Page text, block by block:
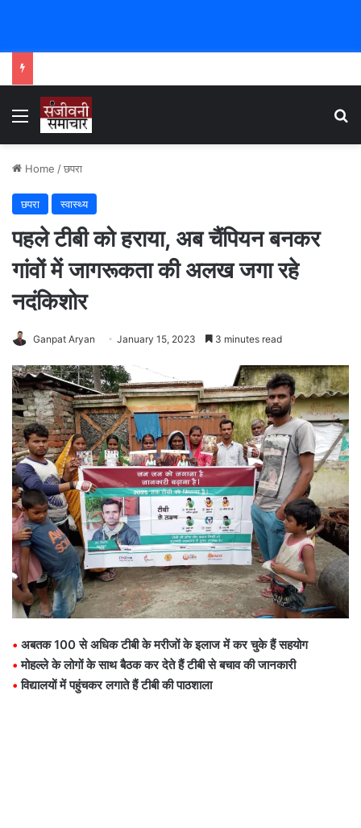
Menu
Home /छपरा
छपरा स्वास्थ्य
पहले टीबी को हराया, अब चैंपियन बनकर
गांवों में जागरूकता की अलख जगा रहे
नदंकिशोर
Ganpat Aryan January 15, 2023 3 minutes read
• अबतक 100 से अधिक टीबी के मरीजों के इलाज में कर चुके हैं सहयोग
• मोहल्ले के लोगों के साथ बैठक कर देते हैं टीबी से बचाव की जानकारी
• विद्यालयों में पहुंचकर लगाते हैं टीबी की पाठशाला